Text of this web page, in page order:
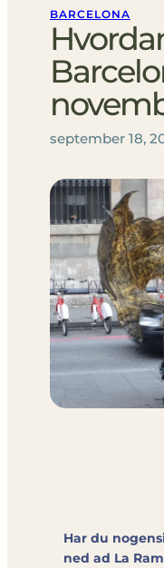
BARCELONA
september 18,
Har du
ned ad La